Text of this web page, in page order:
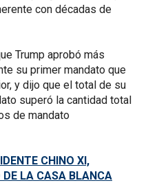
con décadas de
Trump aprobó más
su primer mandato que
y dijo que el total de su
superó la cantidad total
de mandato
CHINO XI,
DE LA CASA BLANCA